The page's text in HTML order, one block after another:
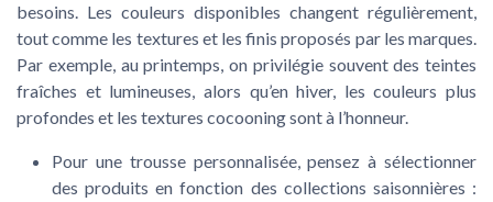
besoins. Les couleurs disponibles changent régulièrement,
tout comme les textures et les finis proposés par les marques.
Par exemple, au printemps, on privilégie souvent des teintes
fraîches et lumineuses, alors qu’en hiver, les couleurs plus
profondes et les textures cocooning sont à l’honneur.
Pour une trousse personnalisée, pensez à sélectionner
des produits en fonction des collections saisonnières :